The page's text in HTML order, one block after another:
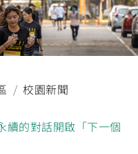
校園新聞
的對話開啟「下一個